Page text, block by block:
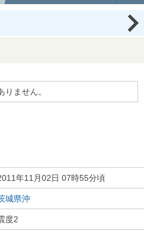
ません。
年11月02日 07時55分頃
城県沖
度2